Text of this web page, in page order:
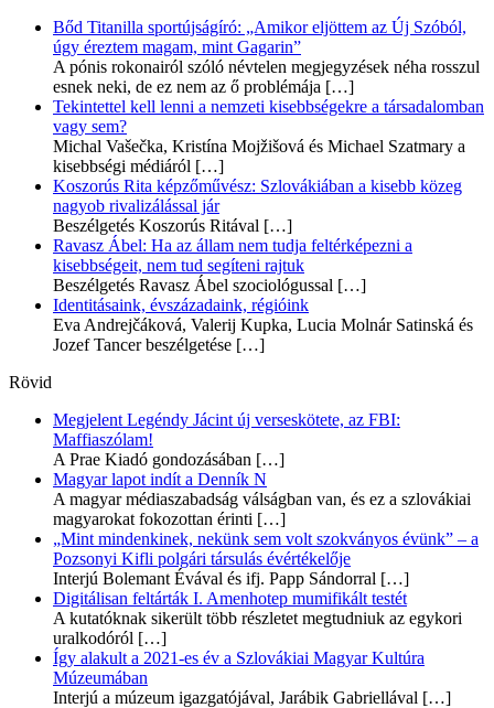
Bőd Titanilla sportújságíró: „Amikor eljöttem az Új Szóból,
úgy éreztem magam, mint Gagarin”
A pónis rokonairól szóló névtelen megjegyzések néha rosszul
esnek neki, de ez nem az ő problémája […]
Tekintettel kell lenni a nemzeti kisebbségekre a társadalomban
vagy sem?
Michal Vašečka, Kristína Mojžišová és Michael Szatmary a
kisebbségi médiáról […]
Koszorús Rita képzőművész: Szlovákiában a kisebb közeg
nagyob rivalizálással jár
Beszélgetés Koszorús Ritával […]
Ravasz Ábel: Ha az állam nem tudja feltérképezni a
kisebbségeit, nem tud segíteni rajtuk
Beszélgetés Ravasz Ábel szociológussal […]
Identitásaink, évszázadaink, régióink
Eva Andrejčáková, Valerij Kupka, Lucia Molnár Satinská és
Jozef Tancer beszélgetése […]
Rövid
Megjelent Legéndy Jácint új verseskötete, az FBI:
Maffiaszólam!
A Prae Kiadó gondozásában […]
Magyar lapot indít a Denník N
A magyar médiaszabadság válságban van, és ez a szlovákiai
magyarokat fokozottan érinti […]
„Mint mindenkinek, nekünk sem volt szokványos évünk” – a
Pozsonyi Kifli polgári társulás évértékelője
Interjú Bolemant Évával és ifj. Papp Sándorral […]
Digitálisan feltárták I. Amenhotep mumifikált testét
A kutatóknak sikerült több részletet megtudniuk az egykori
uralkodóról […]
Így alakult a 2021-es év a Szlovákiai Magyar Kultúra
Múzeumában
Interjú a múzeum igazgatójával, Jarábik Gabriellával […]